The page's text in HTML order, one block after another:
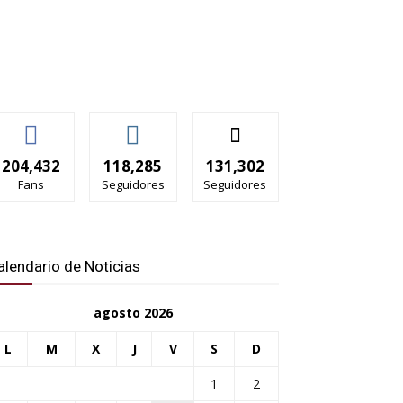
204,432
Fans
118,285
Seguidores
131,302
Seguidores
de Noticias
agosto 2026
L M X J V S D
1 2